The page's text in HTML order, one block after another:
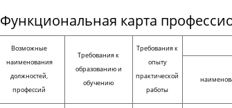
Функциональная карта
Возможные
наименования
должностей,
профессий
Требования к
образованию и
обучению
Требования к
опыту
практической
работы